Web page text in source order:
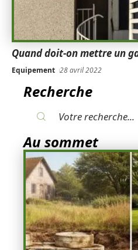
Quand doit-on mettre un
Equipement 28 avril 2022
Recherche
Au sommet